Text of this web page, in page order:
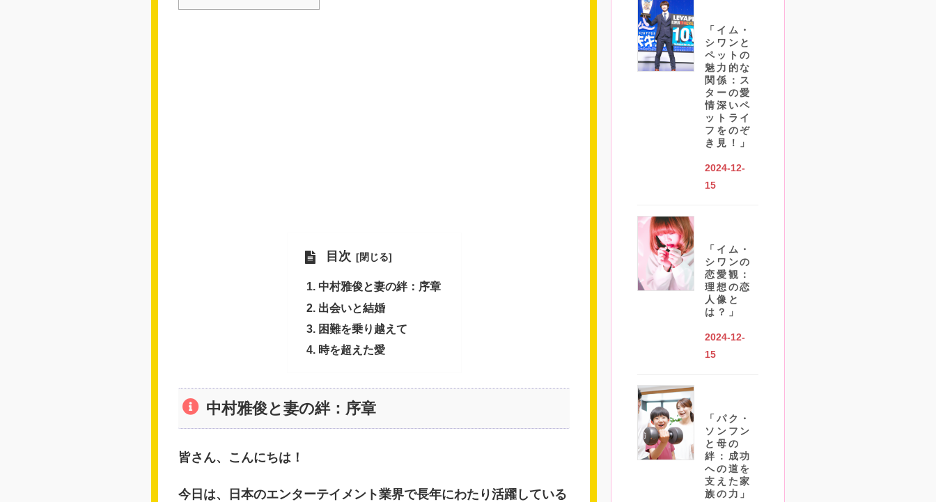
目次
中村雅俊と妻の絆：序章
出会いと結婚
困難を乗り越えて
時を超えた愛
中村雅俊と妻の絆：序章
皆さん、こんにちは！
今日は、日本のエンターテイメント業界で長年にわたり活躍している
「イム・
シワンと
ペットの
魅力的な
関係：ス
ターの愛
情深いペ
ットライ
フをのぞ
き見！」
2024-12-
15
「イム・
シワンの
恋愛観：
理想の恋
人像と
は？」
2024-12-
15
「パク・
ソンフン
と母の
絆：成功
への道を
支えた家
族の力」